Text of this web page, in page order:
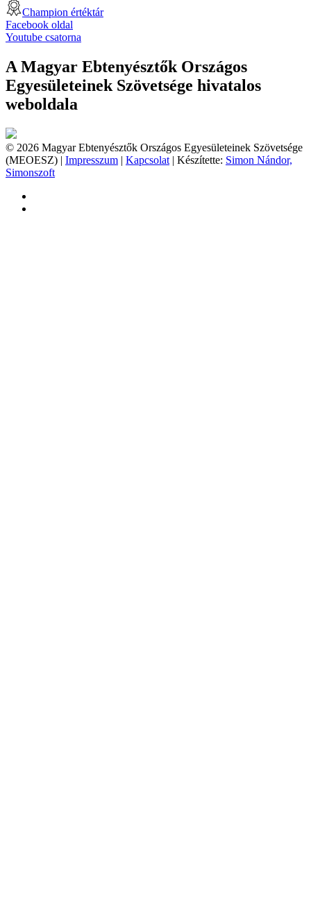
Champion értéktár
Facebook oldal
Youtube csatorna
A Magyar Ebtenyésztők Országos
Egyesületeinek Szövetsége hivatalos
weboldala
© 2026 Magyar Ebtenyésztők Országos Egyesületeinek Szövetsége
(MEOESZ) | Impresszum | Kapcsolat | Készítette: Simon Nándor,
Simonszoft